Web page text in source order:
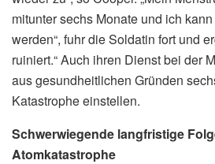
mitunter sechs Monate und ich
werden“, fuhr die Soldatin fort und
ruiniert.“ Auch ihren Dienst bei der
aus gesundheitlichen Gründen
Katastrophe einstellen.
Schwerwiegende langfristige
Atomkatastrophe